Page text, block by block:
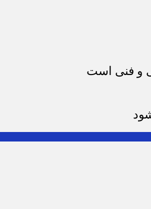
و فنی است